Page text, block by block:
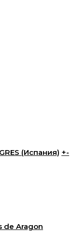
(Испания) +-
de Aragon